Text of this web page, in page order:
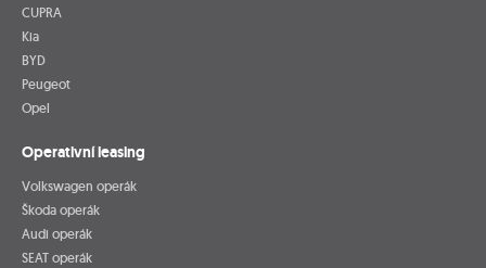
CUPRA
Kia
BYD
Peugeot
Opel
Operativní leasing
Volkswagen operák
Škoda operák
Audi operák
SEAT operák